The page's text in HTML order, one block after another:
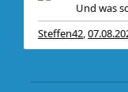
Und was
Steffen42,